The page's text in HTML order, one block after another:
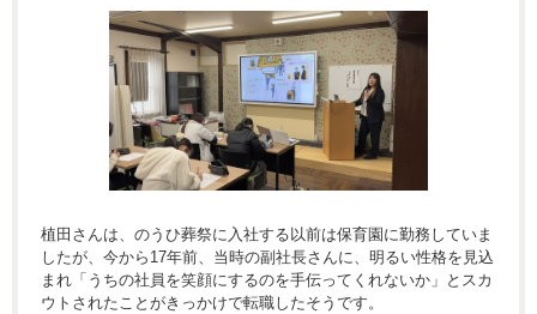
植田さんは、のうひ葬祭に入社する以前は保育園に勤務していま
したが、今から17年前、当時の副社長さんに、明るい性格を見込
まれ「うちの社員を笑顔にするのを手伝ってくれないか」とスカ
ウトされたことがきっかけで転職したそうです。